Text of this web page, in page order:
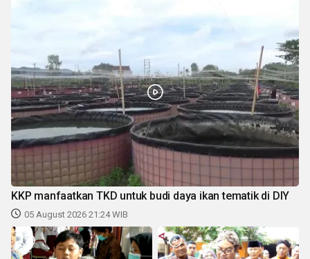
KKP manfaatkan TKD untuk budi daya ikan tematik di DIY
05 August 2026 21:24 WIB